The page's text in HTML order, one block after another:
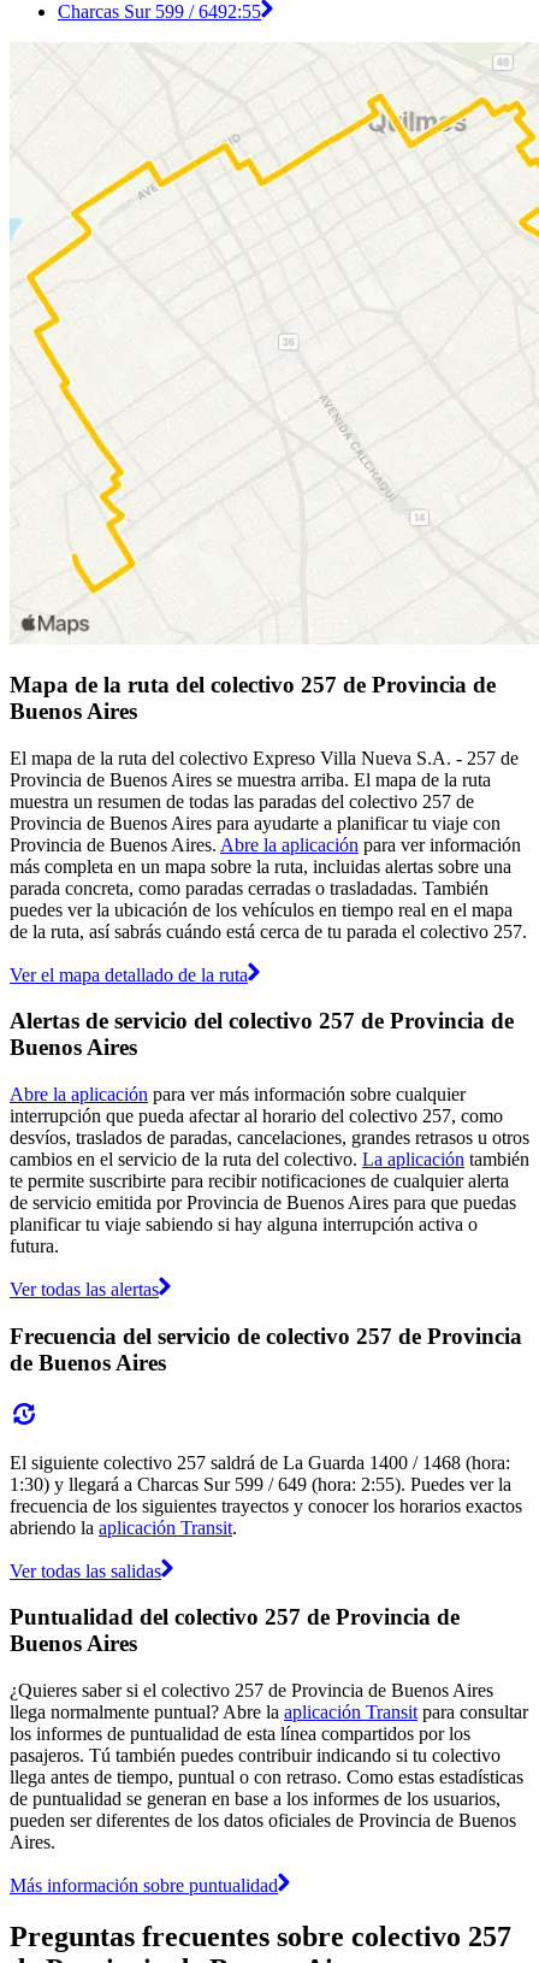
Charcas Sur 599 / 6492:55
Mapa de la ruta del colectivo 257 de Provincia de
Buenos Aires
El mapa de la ruta del colectivo Expreso Villa Nueva S.A. - 257 de
Provincia de Buenos Aires se muestra arriba. El mapa de la ruta
muestra un resumen de todas las paradas del colectivo 257 de
Provincia de Buenos Aires para ayudarte a planificar tu viaje con
Provincia de Buenos Aires. Abre la aplicación para ver información
más completa en un mapa sobre la ruta, incluidas alertas sobre una
parada concreta, como paradas cerradas o trasladadas. También
puedes ver la ubicación de los vehículos en tiempo real en el mapa
de la ruta, así sabrás cuándo está cerca de tu parada el colectivo 257.
Ver el mapa detallado de la ruta
Alertas de servicio del colectivo 257 de Provincia de
Buenos Aires
Abre la aplicación para ver más información sobre cualquier
interrupción que pueda afectar al horario del colectivo 257, como
desvíos, traslados de paradas, cancelaciones, grandes retrasos u otros
cambios en el servicio de la ruta del colectivo. La aplicación también
te permite suscribirte para recibir notificaciones de cualquier alerta
de servicio emitida por Provincia de Buenos Aires para que puedas
planificar tu viaje sabiendo si hay alguna interrupción activa o
futura.
Ver todas las alertas
Frecuencia del servicio de colectivo 257 de Provincia
de Buenos Aires
El siguiente colectivo 257 saldrá de La Guarda 1400 / 1468 (hora:
1:30) y llegará a Charcas Sur 599 / 649 (hora: 2:55). Puedes ver la
frecuencia de los siguientes trayectos y conocer los horarios exactos
abriendo la aplicación Transit.
Ver todas las salidas
Puntualidad del colectivo 257 de Provincia de
Buenos Aires
¿Quieres saber si el colectivo 257 de Provincia de Buenos Aires
llega normalmente puntual? Abre la aplicación Transit para consultar
los informes de puntualidad de esta línea compartidos por los
pasajeros. Tú también puedes contribuir indicando si tu colectivo
llega antes de tiempo, puntual o con retraso. Como estas estadísticas
de puntualidad se generan en base a los informes de los usuarios,
pueden ser diferentes de los datos oficiales de Provincia de Buenos
Aires.
Más información sobre puntualidad
Preguntas frecuentes sobre colectivo 257